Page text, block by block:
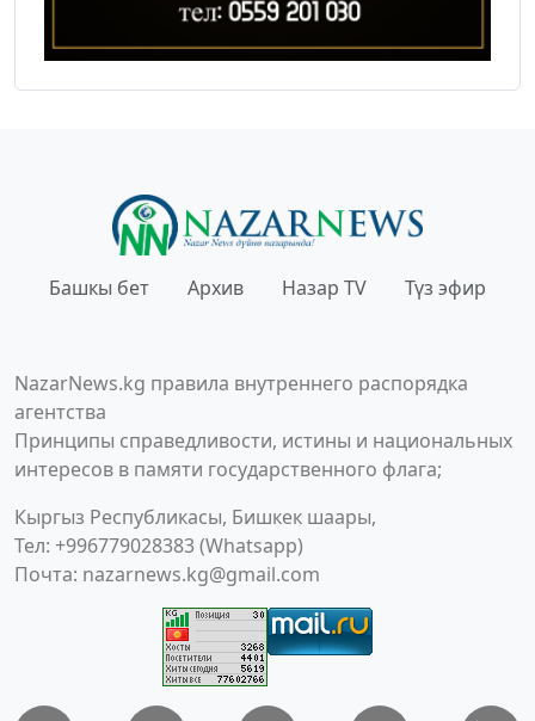
Башкы бет Архив Назар TV Түз эфир
NazarNews.kg правила внутреннего распорядка
агентства
Принципы справедливости, истины и национальных
интересов в памяти государственного флага;
Кыргыз Республикасы, Бишкек шаары,
Тел: +996779028383 (Whatsapp)
Почта: nazarnews.kg@gmail.com